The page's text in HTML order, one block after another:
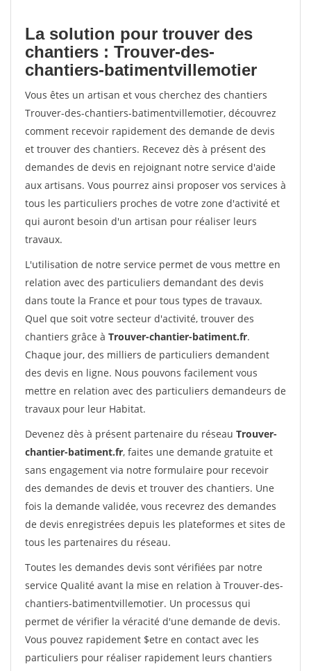
La solution pour trouver des
chantiers : Trouver-des-
chantiers-batimentvillemotier
Vous êtes un artisan et vous cherchez des chantiers
Trouver-des-chantiers-batimentvillemotier, découvrez
comment recevoir rapidement des demande de devis
et trouver des chantiers. Recevez dès à présent des
demandes de devis en rejoignant notre service d'aide
aux artisans. Vous pourrez ainsi proposer vos services à
tous les particuliers proches de votre zone d'activité et
qui auront besoin d'un artisan pour réaliser leurs
travaux.
L'utilisation de notre service permet de vous mettre en
relation avec des particuliers demandant des devis
dans toute la France et pour tous types de travaux.
Quel que soit votre secteur d'activité, trouver des
chantiers grâce à Trouver-chantier-batiment.fr.
Chaque jour, des milliers de particuliers demandent
des devis en ligne. Nous pouvons facilement vous
mettre en relation avec des particuliers demandeurs de
travaux pour leur Habitat.
Devenez dès à présent partenaire du réseau Trouver-
chantier-batiment.fr, faites une demande gratuite et
sans engagement via notre formulaire pour recevoir
des demandes de devis et trouver des chantiers. Une
fois la demande validée, vous recevrez des demandes
de devis enregistrées depuis les plateformes et sites de
tous les partenaires du réseau.
Toutes les demandes devis sont vérifiées par notre
service Qualité avant la mise en relation à Trouver-des-
chantiers-batimentvillemotier. Un processus qui
permet de vérifier la véracité d'une demande de devis.
Vous pouvez rapidement $etre en contact avec les
particuliers pour réaliser rapidement leurs chantiers